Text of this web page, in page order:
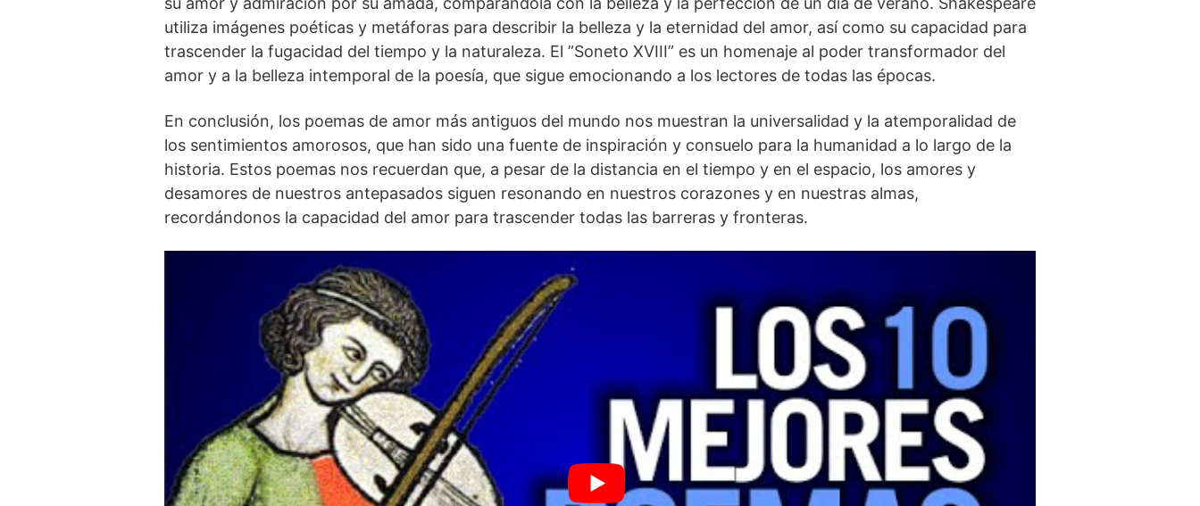
utiliza imágenes poéticas y metáforas para ‌describir la belleza y la⁤ eternidad del amor, así‍ como su capacidad para
trascender ⁤la ⁤fugacidad del tiempo y la naturaleza. El ​”Soneto XVIII” es un homenaje al poder transformador ⁣del
‍amor y⁤ a la belleza intemporal de la poesía, que sigue⁤ emocionando a los lectores de todas las épocas.
En conclusión, los poemas de amor más antiguos ⁣del mundo nos​ muestran la universalidad y la atemporalidad de
los sentimientos amorosos, que han sido una fuente de inspiración y consuelo para la humanidad a lo‍ largo de la‍
historia. Estos poemas nos recuerdan que, a pesar de la distancia en el tiempo y en el espacio,⁤ los amores y
desamores de nuestros antepasados siguen resonando en nuestros corazones y en nuestras almas,
recordándonos‍ la capacidad del amor para trascender todas las barreras y fronteras.